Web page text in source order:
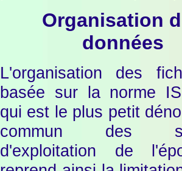
Organisation
données
L'organisation des
basée sur la norme
qui est le plus petit
commun des
d'exploitation de